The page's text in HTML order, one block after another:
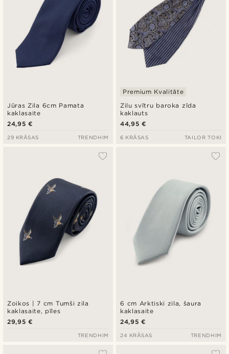
Jūras Zila 6cm Pamata
kaklasaite
24,95 €
29 KRĀSAS TRENDHIM
Zilu svītru baroka zīda
kaklauts
Premium Kvalitāte
44,95 €
6 KRĀSAS TAILOR TOKI
Zoikos | 7 cm Tumši zila
kaklasaite, pīles
29,95 €
TRENDHIM
6 cm Arktiski zila, šaura
kaklasaite
24,95 €
24 KRĀSAS TRENDHIM